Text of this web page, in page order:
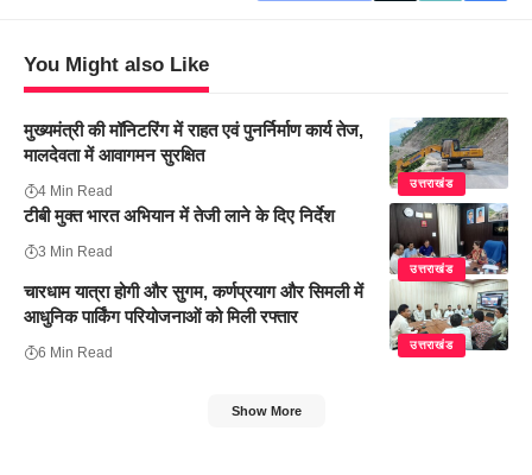
You Might also Like
उत्तराखंड
मुख्यमंत्री की मॉनिटरिंग में राहत एवं पुनर्निर्माण कार्य तेज,
मालदेवता में आवागमन सुरक्षित
4 Min Read
उत्तराखंड
टीबी मुक्त भारत अभियान में तेजी लाने के दिए निर्देश
3 Min Read
उत्तराखंड
चारधाम यात्रा होगी और सुगम, कर्णप्रयाग और सिमली में
आधुनिक पार्किंग परियोजनाओं को मिली रफ्तार
6 Min Read
Show More